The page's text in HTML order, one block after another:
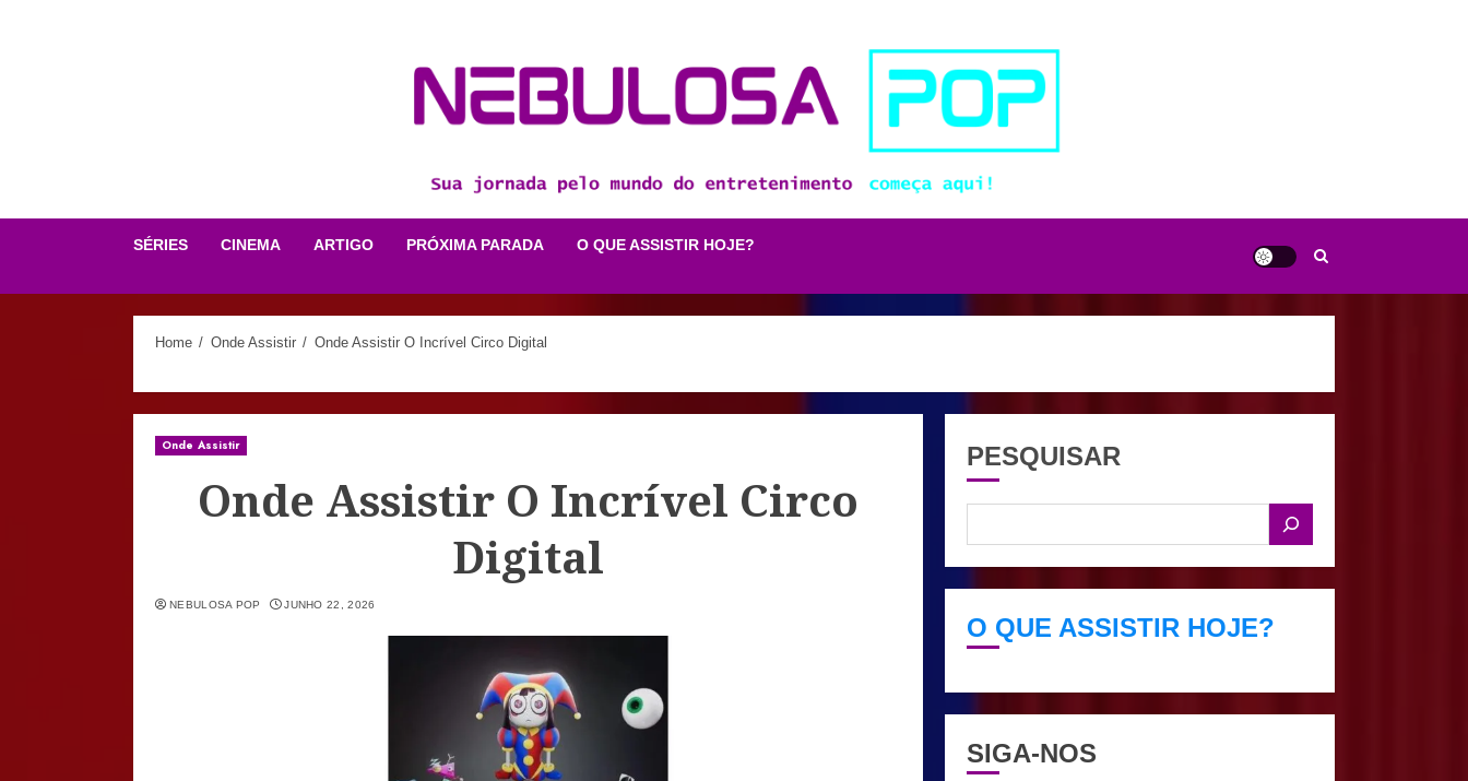
SÉRIES CINEMA ARTIGO PRÓXIMA PARADA O QUE ASSISTIR HOJE?
Home Onde Assistir Onde Assistir O Incrível Circo Digital
Onde Assistir
Onde Assistir O Incrível Circo
Digital
NEBULOSA POP JUNHO 22, 2026
PESQUISAR
O QUE ASSISTIR HOJE?
SIGA-NOS